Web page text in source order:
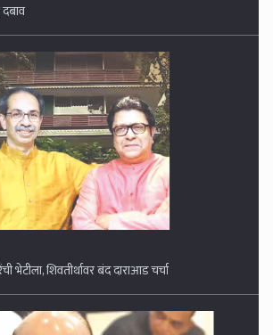
भेटीला, शिवतीर्थावर बंद दाराआड चर्चा